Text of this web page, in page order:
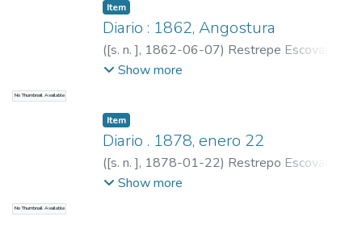
No Thumbnail Available
Item
Diario : 1862, Angostura
([s. n. ], 1862-06-07) Restrepe Escovar,
Pedro Antonio, 1815-1899
Show more
No Thumbnail Available
Item
Diario . 1878, enero 22
([s. n. ], 1878-01-22) Restrepo Escovar,
Pedro Antonio, 1815-1899
Show more